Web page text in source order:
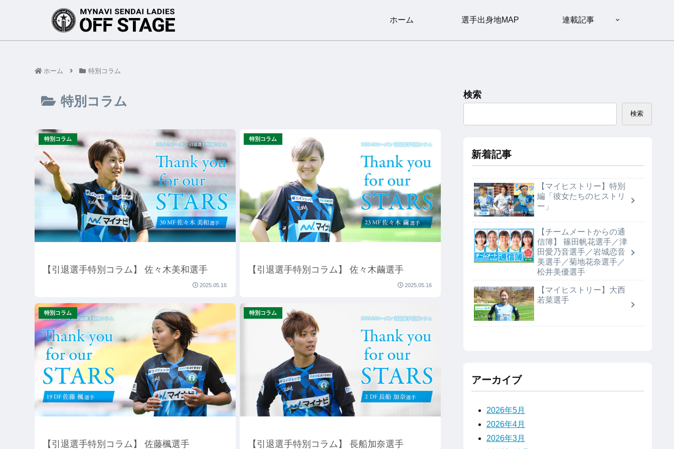
ホーム 選手出身地MAP 連載記事
ホーム 特別コラム
特別コラム
特別コラム
【引退選手特別コラム】 佐々木美和選手
2025.05.16
特別コラム
【引退選手特別コラム】 佐々木繭選手
2025.05.16
特別コラム
【引退選手特別コラム】 佐藤楓選手
特別コラム
【引退選手特別コラム】 長船加奈選手
検索
検索
新着記事
【マイヒストリー】特別
編「彼女たちのヒストリ
ー」
【チームメートからの通
信簿】 篠田帆花選手／津
田愛乃音選手／岩城恋音
美選手／菊地花奈選手／
松井美優選手
【マイヒストリー】大西
若菜選手
アーカイブ
2026年5月
2026年4月
2026年3月